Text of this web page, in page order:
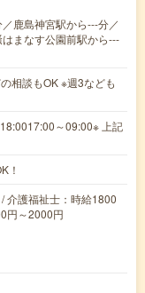
鹿島神宮駅から---分／
まなす公園前駅から---
相談もOK ※週3なども
～09:00※ 上記
！
介護福祉士：時給1800
円～2000円